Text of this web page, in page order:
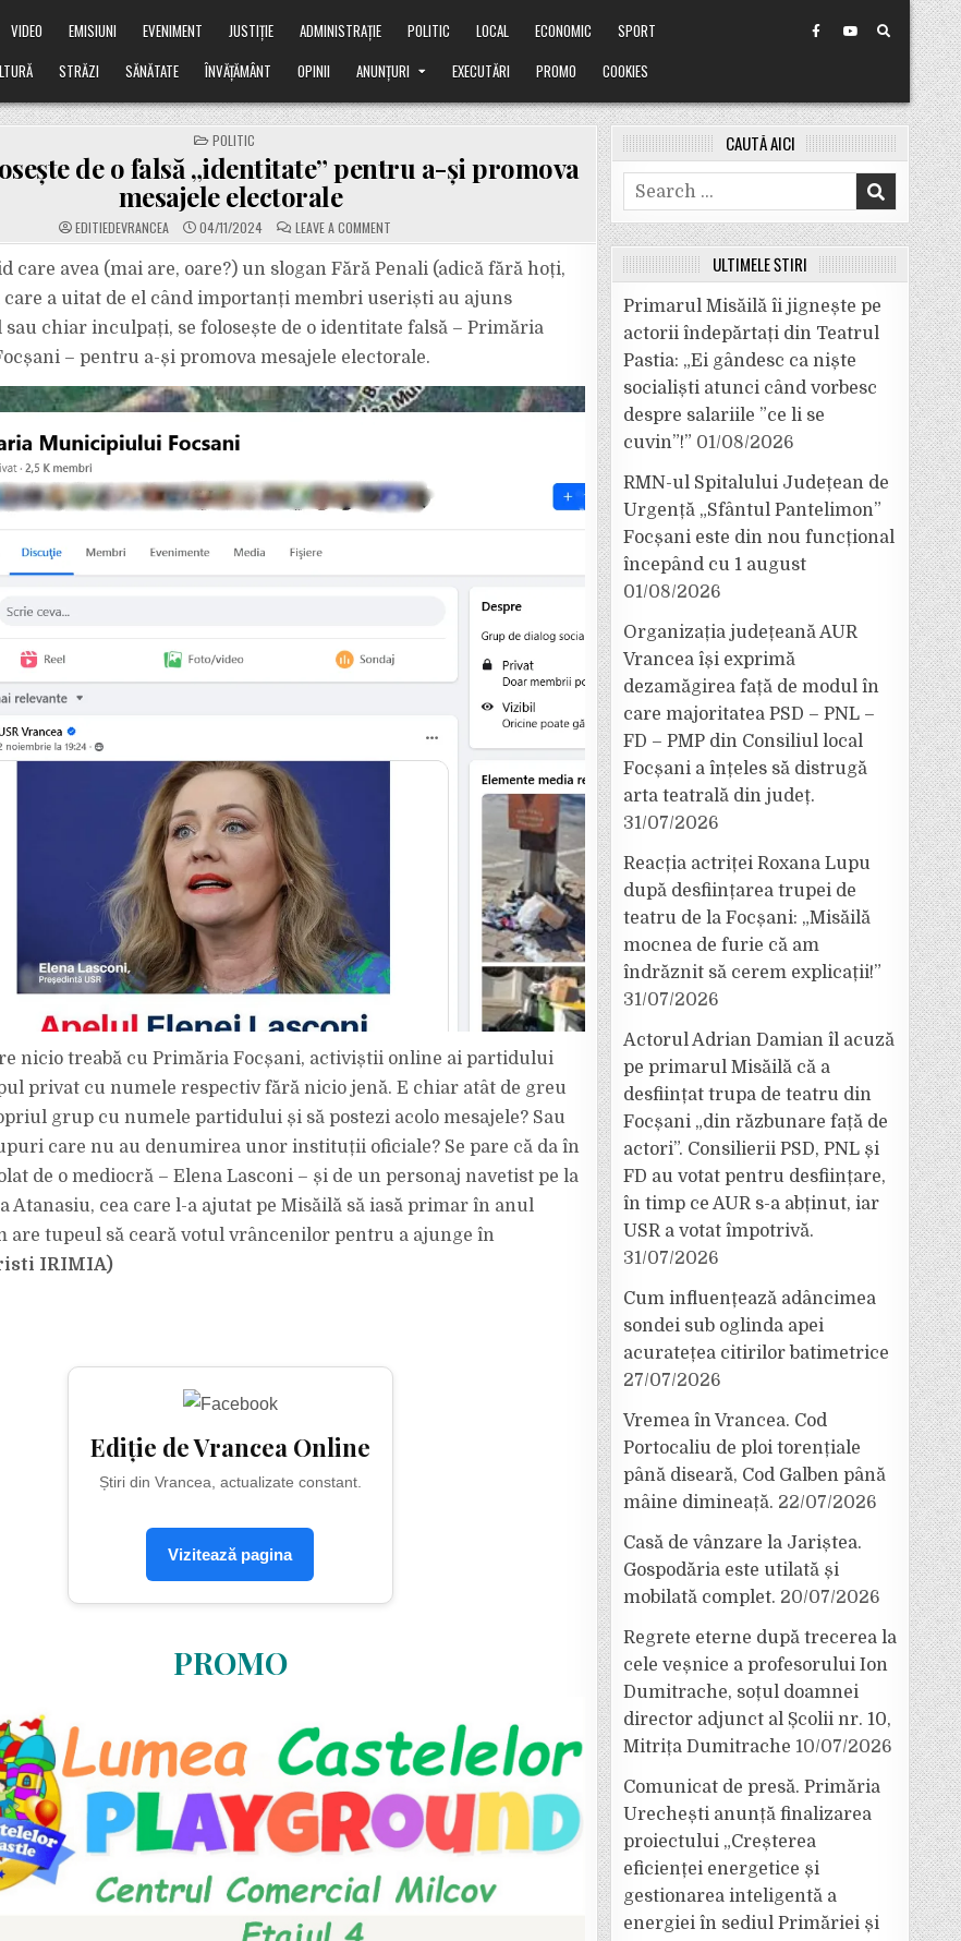
VIDEO EMISIUNI EVENIMENT JUSTIȚIE ADMINISTRAȚIE POLITIC LOCAL ECONOMIC
SPORT
STRĂZI SĂNĂTATE ÎNVĂȚĂMÂNT OPINII ANUNȚURI EXECUTĂRI PROMO COOKIES
POSTED
IN
POLITIC
de o falsă „identitate” pentru a-și promova
mesajele electorale
EDITIEDEVRANCEA 04/11/2024 LEAVE A COMMENTON
USR
FOLOSEȘTE
DE
O
FALSĂ
„IDENTITATE”
PENTRU
ȘI
MESAJELE
ELECTORALE
care avea (mai are, oare?) un slogan Fără Penali (adică fără hoți,
a uitat de el când importanți membri useriști au ajuns
chiar inculpați, se folosește de o identitate falsă – Primăria
– pentru a-și promova mesajele electorale.
nicio treabă cu Primăria Focșani, activiștii online ai partidului
privat cu numele respectiv fără nicio jenă. E chiar atât de greu
grup cu numele partidului și să postezi acolo mesajele? Sau
care nu au denumirea unor instituții oficiale? Se pare că da în
de o mediocră – Elena Lasconi – și de un personaj navetist pe la
Atanasiu, cea care l-a ajutat pe Misăilă să iasă primar în anul
are tupeul să ceară votul vrâncenilor pentru a ajunge în
IRIMIA)
Ediție de Vrancea Online
Știri din Vrancea, actualizate constant.
Vizitează pagina
PROMO
CAUTĂ AICI
Search
for:
ULTIMELE ȘTIRI
Primarul Misăilă îi jignește pe
actorii îndepărtați din Teatrul
Pastia: „Ei gândesc ca niște
socialiști atunci când vorbesc
despre salariile ”ce li se
cuvin”!” 01/08/2026
RMN-ul Spitalului Județean de
Urgență „Sfântul Pantelimon”
Focșani este din nou funcțional
începând cu 1 august
01/08/2026
Organizația județeană AUR
Vrancea își exprimă
dezamăgirea față de modul în
care majoritatea PSD – PNL –
FD – PMP din Consiliul local
Focșani a înțeles să distrugă
arta teatrală din județ.
31/07/2026
Reacția actriței Roxana Lupu
după desființarea trupei de
teatru de la Focșani: „Misăilă
mocnea de furie că am
îndrăznit să cerem explicații!”
31/07/2026
Actorul Adrian Damian îl acuză
pe primarul Misăilă că a
desființat trupa de teatru din
Focșani „din răzbunare față de
actori”. Consilierii PSD, PNL și
FD au votat pentru desființare,
în timp ce AUR s-a abținut, iar
USR a votat împotrivă.
31/07/2026
Cum influențează adâncimea
sondei sub oglinda apei
acuratețea citirilor batimetrice
27/07/2026
Vremea în Vrancea. Cod
Portocaliu de ploi torențiale
până diseară, Cod Galben până
mâine dimineață. 22/07/2026
Casă de vânzare la Jariștea.
Gospodăria este utilată și
mobilată complet. 20/07/2026
Regrete eterne după trecerea la
cele veșnice a profesorului Ion
Dumitrache, soțul doamnei
director adjunct al Școlii nr. 10,
Mitrița Dumitrache 10/07/2026
Comunicat de presă. Primăria
Urechești anunță finalizarea
proiectului „Creșterea
eficienței energetice și
gestionarea inteligentă a
energiei în sediul Primăriei și